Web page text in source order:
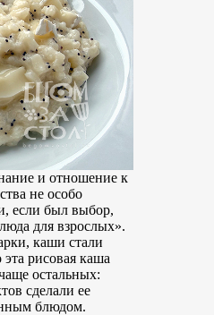
и отношение к
не особо
если был выбор,
для взрослых».
каши стали
рисовая каша
остальных:
сделали ее
блюдом.